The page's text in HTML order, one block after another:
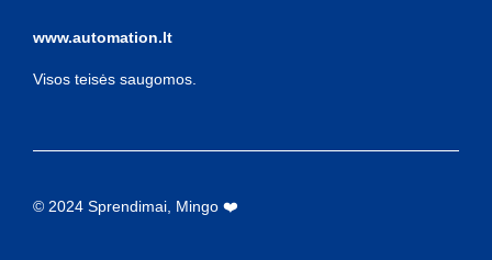
www.automation.lt
Visos teisės saugomos.
© 2024 Sprendimai, Mingo ❤️